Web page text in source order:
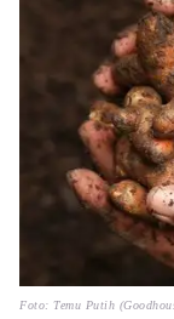
Foto: Temu Putih